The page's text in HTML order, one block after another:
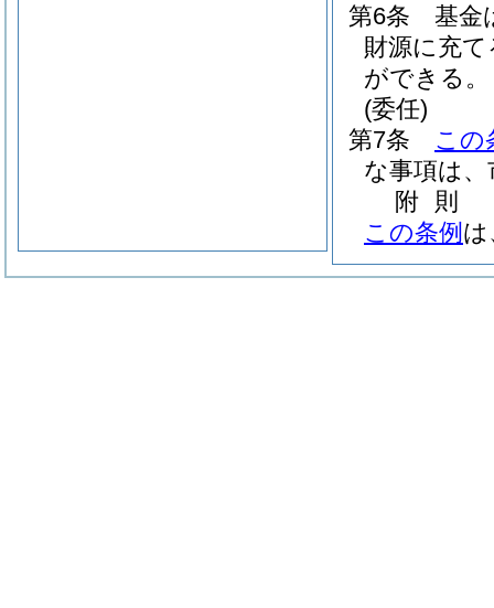
第6条
基金
財源に充
ができる。
(委任)
第7条
この
な事項は
附 則
この条例 は